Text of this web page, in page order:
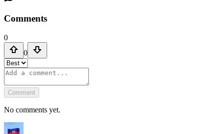
Comments
0
0
Comment
No comments yet.